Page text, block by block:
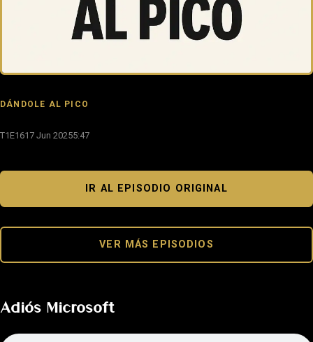
DÁNDOLE AL PICO
T1E1617 Jun 20255:47
IR AL EPISODIO ORIGINAL
VER MÁS EPISODIOS
Adiós Microsoft